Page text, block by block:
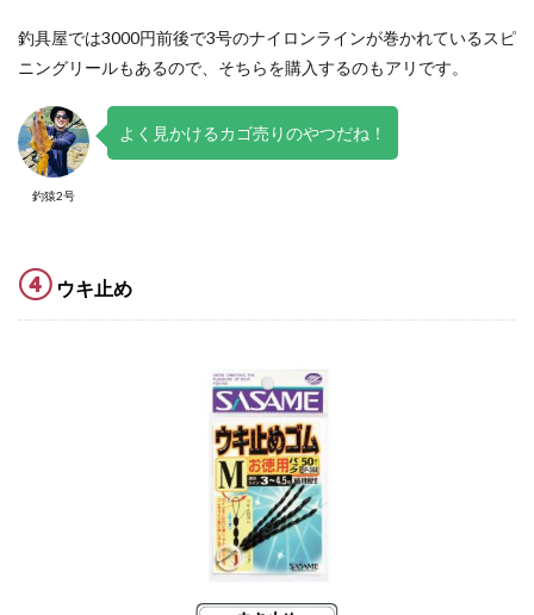
釣具屋では3000円前後で3号のナイロンラインが巻かれているスピ
ニングリールもあるので、そちらを購入するのもアリです。
釣猿2号
よく見かけるカゴ売りのやつだね！
④ ウキ止め